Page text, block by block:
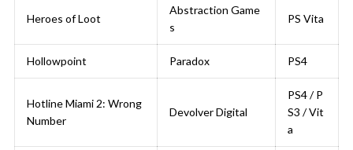
Heroes of Loot
Abstraction Game
s
PS Vita
Hollowpoint Paradox PS4
Hotline Miami 2: Wrong
Number
Devolver Digital
PS4 / P
S3 / Vit
a